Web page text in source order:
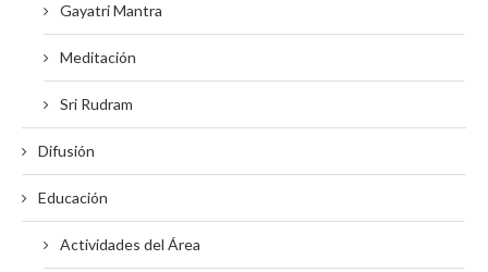
Gayatri Mantra
Meditación
Sri Rudram
Difusión
Educación
Actividades del Área